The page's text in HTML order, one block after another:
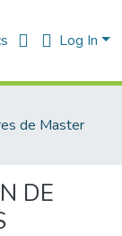
Log In
de Master
DE